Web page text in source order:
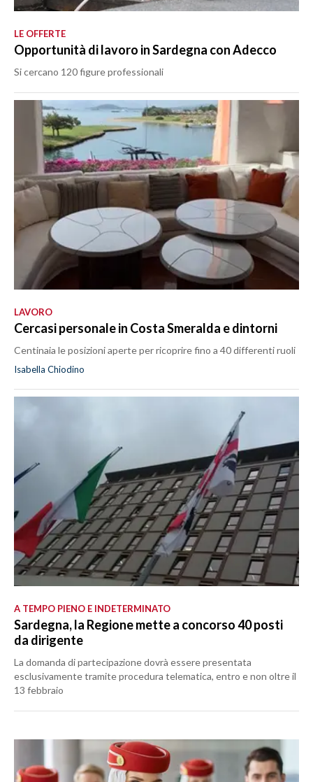
LE OFFERTE
Opportunità di lavoro in Sardegna con Adecco
Si cercano 120 figure professionali
LAVORO
Cercasi personale in Costa Smeralda e dintorni
Centinaia le posizioni aperte per ricoprire fino a 40 differenti ruoli
Isabella Chiodino
A TEMPO PIENO E INDETERMINATO
Sardegna, la Regione mette a concorso 40 posti
da dirigente
La domanda di partecipazione dovrà essere presentata
esclusivamente tramite procedura telematica, entro e non oltre il
13 febbraio